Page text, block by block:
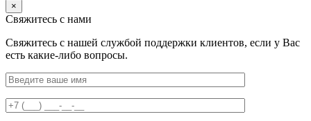
×
Свяжитесь с нами
Свяжитесь с нашей службой поддержки клиентов, если у Вас
есть какие-либо вопросы.